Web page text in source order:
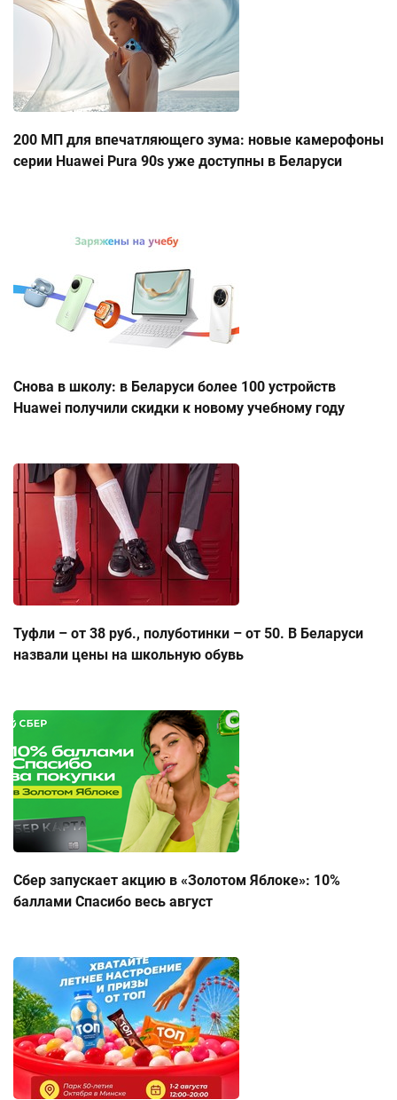
200 МП для впечатляющего зума: новые камерофоны
серии Huawei Pura 90s уже доступны в Беларуси
Снова в школу: в Беларуси более 100 устройств
Huawei получили скидки к новому учебному году
Туфли – от 38 руб., полуботинки – от 50. В Беларуси
назвали цены на школьную обувь
Сбер запускает акцию в «Золотом Яблоке»: 10%
баллами Спасибо весь август